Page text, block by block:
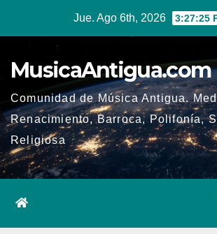
Jue. Ago 6th, 2026 3:27:25
MusicaAntigua.com
Comunidad de Música Antigua.
Renacimiento, Barroca, Polifonía,
Religiosa